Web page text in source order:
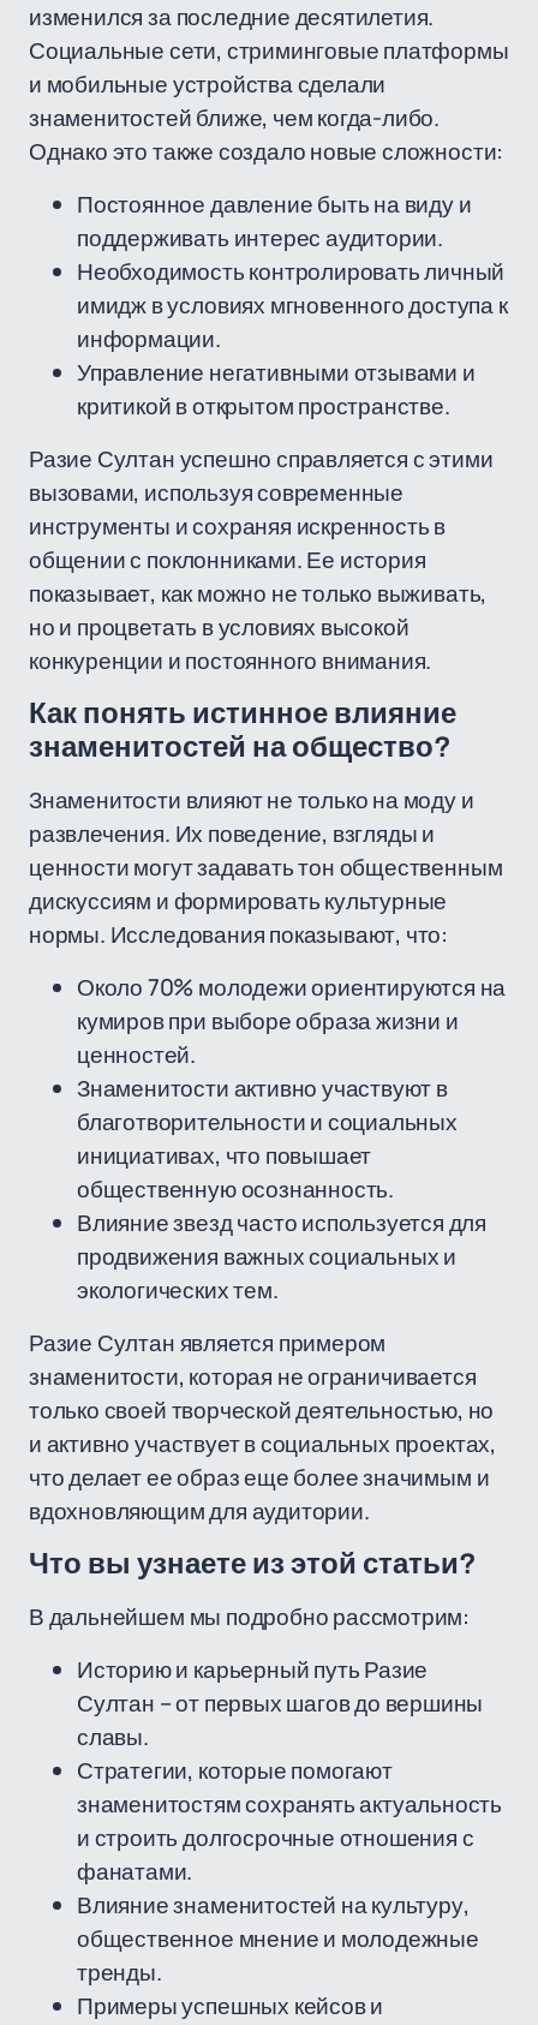
изменился за последние десятилетия.
Социальные сети, стриминговые платформы
и мобильные устройства сделали
знаменитостей ближе, чем когда-либо.
Однако это также создало новые сложности:
Постоянное давление быть на виду и
поддерживать интерес аудитории.
Необходимость контролировать личный
имидж в условиях мгновенного доступа к
информации.
Управление негативными отзывами и
критикой в открытом пространстве.
Разие Султан успешно справляется с этими
вызовами, используя современные
инструменты и сохраняя искренность в
общении с поклонниками. Ее история
показывает, как можно не только выживать,
но и процветать в условиях высокой
конкуренции и постоянного внимания.
Как понять истинное влияние
знаменитостей на общество?
Знаменитости влияют не только на моду и
развлечения. Их поведение, взгляды и
ценности могут задавать тон общественным
дискуссиям и формировать культурные
нормы. Исследования показывают, что:
Около 70% молодежи ориентируются на
кумиров при выборе образа жизни и
ценностей.
Знаменитости активно участвуют в
благотворительности и социальных
инициативах, что повышает
общественную осознанность.
Влияние звезд часто используется для
продвижения важных социальных и
экологических тем.
Разие Султан является примером
знаменитости, которая не ограничивается
только своей творческой деятельностью, но
и активно участвует в социальных проектах,
что делает ее образ еще более значимым и
вдохновляющим для аудитории.
Что вы узнаете из этой статьи?
В дальнейшем мы подробно рассмотрим:
Историю и карьерный путь Разие
Султан – от первых шагов до вершины
славы.
Стратегии, которые помогают
знаменитостям сохранять актуальность
и строить долгосрочные отношения с
фанатами.
Влияние знаменитостей на культуру,
общественное мнение и молодежные
тренды.
Примеры успешных кейсов и